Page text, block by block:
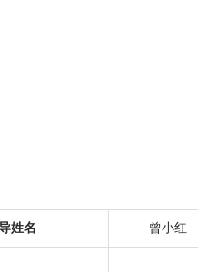
姓名 曾小红